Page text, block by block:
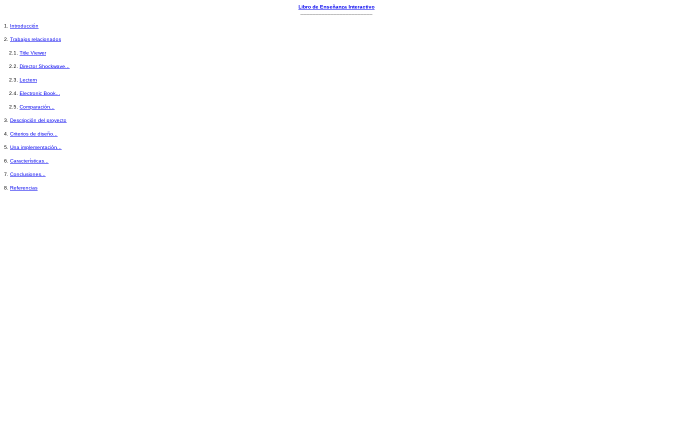
Libro de Enseñanza Interactivo
1. Introducción
2. Trabajos relacionados
2.1. Title Viewer
2.2. Director Shockwave...
2.3. Lectern
2.4. Electronic Book...
2.5. Comparación...
3. Descripción del proyecto
4. Criterios de diseño...
5. Una implementación...
6. Características...
7. Conclusiones...
8. Referencias